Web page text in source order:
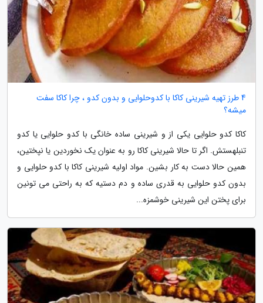
4 طرز تهیه شیرینی کاکا با کدوحلوایی و بدون کدو ، چرا کاکا سفت
میشه؟
کاکا کدو حلوایی یکی از و شیرینی ساده خانگی با کدو حلوایی یا کدو
تنبلهستش. اگر تا حالا شیرینی کاکا رو به عنوان یک نخوردین یا نپختین،
همین حالا دست به کار بشین. مواد اولیه شیرینی کاکا با کدو حلوایی و
بدون کدو حلوایی به قدری ساده و دم دستیه که به راحتی می تونین
برای پختن این شیرینی خوشمزه...